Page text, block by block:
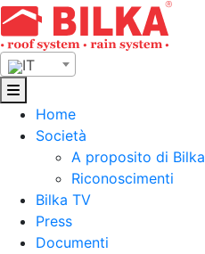
Skip
to
content
IT
Home
Società
A proposito di Bilka
Riconoscimenti
Bilka TV
Press
Documenti